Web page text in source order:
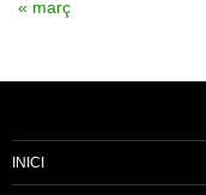
« març
INICI